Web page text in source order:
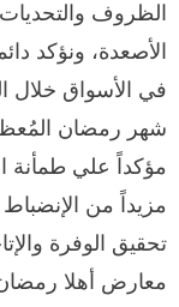
الظروف
الأصعدة، ونؤكد
في الأسواق خلال
شهر رمضان
مؤكداً علي طمأنة
مزيداً من
تحقيق الوفرة
معارض أهلا